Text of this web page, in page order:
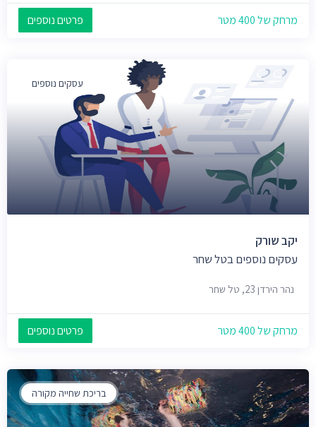
מרחק של 400 מטר פרטים נוספים
עסקים נוספים
יקב שורק
עסקים נוספים בטל שחר
נהר הירדן 23, טל שחר
מרחק של 400 מטר פרטים נוספים
בריכת שחייה מקורה